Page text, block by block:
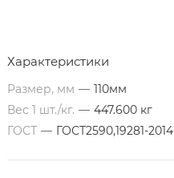
Характеристики
Размер, мм — 110мм
Вес 1 шт./кг. — 447.600 кг
ГОСТ — ГОСТ2590,19281-2014